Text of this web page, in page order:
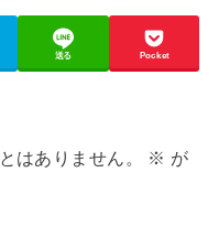
送る Pocket
はありません。 ※ が